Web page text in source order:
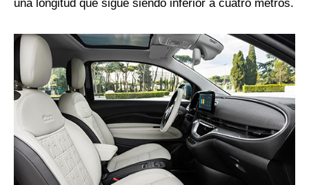
una longitud que sigue siendo inferior a cuatro metros.